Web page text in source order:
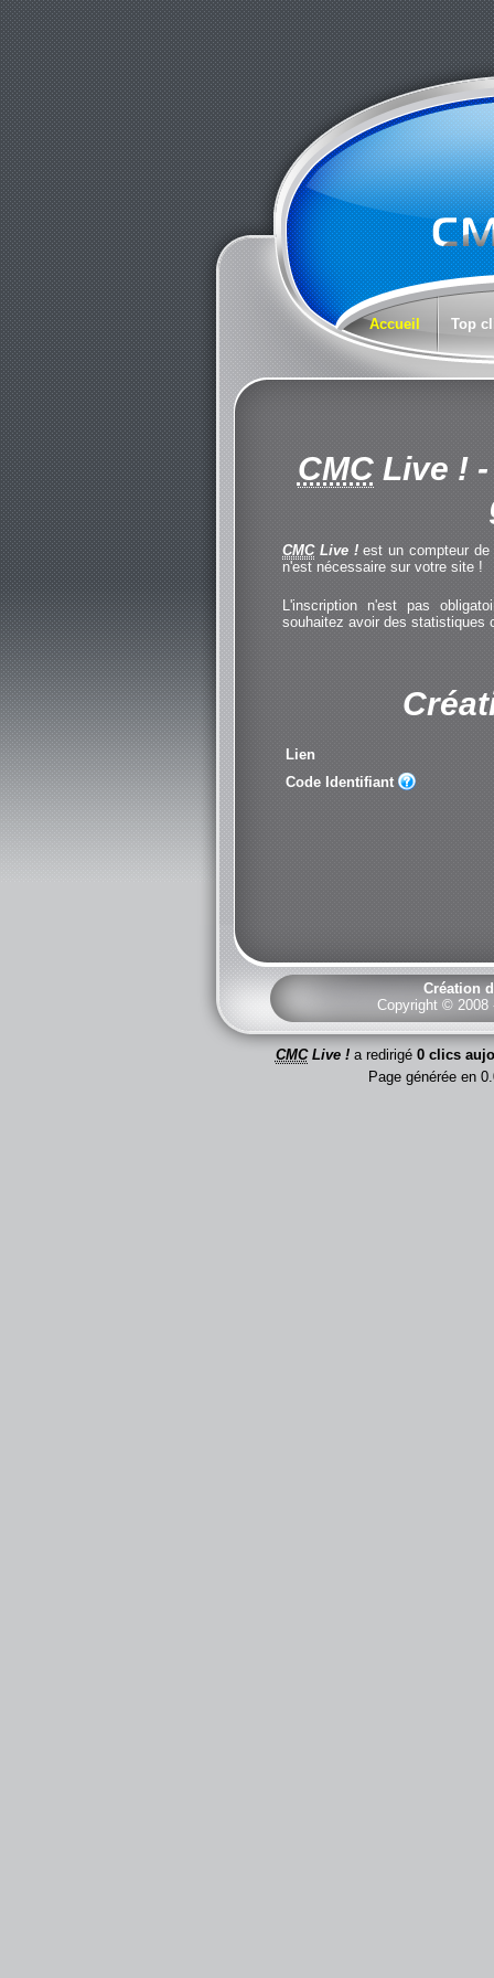
Accueil Top
CMCLive !-
CMCLive !est un compteur de
n'est nécessaire sur votre site !
L'inscription n'est pas
souhaitez avoir des statistiques
Lien
Code Identifiant
Création
Copyright © 2008
CMCLive !a redirigé 0 clics
Page générée en